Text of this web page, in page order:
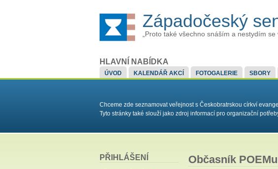
Západočeský
„Proto také všechno snáším a nestydím
HLAVNÍ NABÍDKA
ÚVOD KALENDÁŘ AKCÍ FOTOGALERIE SBORY
Chceme zde seznamovat veřejnost s Českobratrskou církví
Tyto stránky také slouží jako zdroj informací pro organizační
PŘIHLÁŠENÍ Občasník